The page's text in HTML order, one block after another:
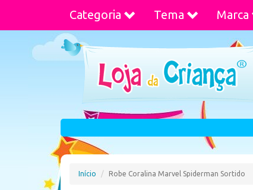
Categoria Tema Marca
Início Robe Coralina Marvel Spiderman Sortido